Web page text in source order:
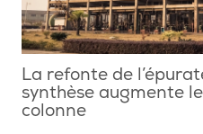
La refonte de
synthèse augmente
colonne